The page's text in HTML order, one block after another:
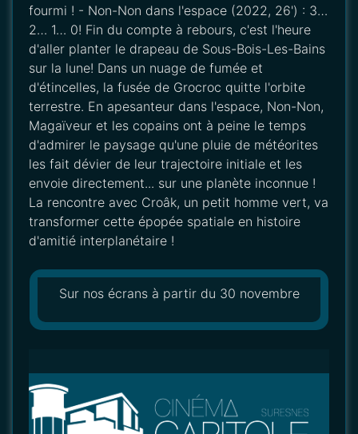
fourmi ! - Non-Non dans l'espace (2022, 26') : 3…
2… 1… 0! Fin du compte à rebours, c'est l'heure
d'aller planter le drapeau de Sous-Bois-Les-Bains
sur la lune! Dans un nuage de fumée et
d'étincelles, la fusée de Grocroc quitte l'orbite
terrestre. En apesanteur dans l'espace, Non-Non,
Magaïveur et les copains ont à peine le temps
d'admirer le paysage qu'une pluie de météorites
les fait dévier de leur trajectoire initiale et les
envoie directement... sur une planète inconnue !
La rencontre avec Croâk, un petit homme vert, va
transformer cette épopée spatiale en histoire
d'amitié interplanétaire !
Sur nos écrans à partir du 30 novembre